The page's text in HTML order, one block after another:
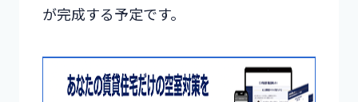
が完成する予定です。